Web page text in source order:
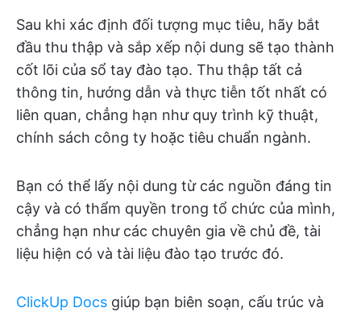
Sau khi xác định đối tượng mục tiêu, hãy bắt
đầu thu thập và sắp xếp nội dung sẽ tạo thành
cốt lõi của sổ tay đào tạo. Thu thập tất cả
thông tin, hướng dẫn và thực tiễn tốt nhất có
liên quan, chẳng hạn như quy trình kỹ thuật,
chính sách công ty hoặc tiêu chuẩn ngành.
Bạn có thể lấy nội dung từ các nguồn đáng tin
cậy và có thẩm quyền trong tổ chức của mình,
chẳng hạn như các chuyên gia về chủ đề, tài
liệu hiện có và tài liệu đào tạo trước đó.
ClickUp Docs giúp bạn biên soạn, cấu trúc và